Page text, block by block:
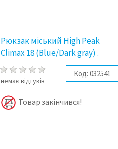
Рюкзак міський High Peak
Climax 18 (Blue/Dark gray) .
немає відгуків
Код: 032541
Товар закінчився!